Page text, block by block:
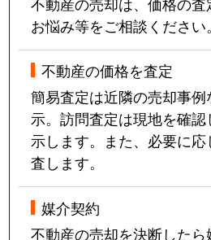
お悩み等をご相談ください。
不動産の価格を査定
簡易査定は近隣の売却事
示。訪問査定は現地を確
示します。また、必要に
査します。
媒介契約
不動産の売却を決断した